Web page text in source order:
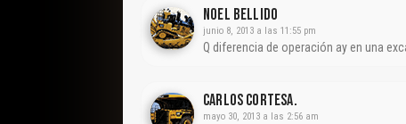
Noel Bellido
junio 8, 2013 a las 11:55 pm
Q diferencia de operación ay en una
Carlos Cortesa.
mayo 30, 2013 a las 2:56 am